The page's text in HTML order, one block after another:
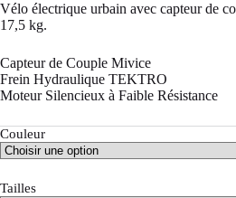
Vélo électrique urbain avec capteur de
17,5 kg.
Capteur de Couple Mivice
Frein Hydraulique TEKTRO
Moteur Silencieux à Faible Résistance
Couleur
Tailles